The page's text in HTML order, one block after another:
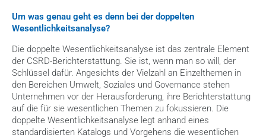
Um was genau geht es denn bei der doppelten
Wesentlichkeitsanalyse?
Die doppelte Wesentlichkeitsanalyse ist das zentrale Element
der CSRD-Berichterstattung. Sie ist, wenn man so will, der
Schlüssel dafür. Angesichts der Vielzahl an Einzelthemen in
den Bereichen Umwelt, Soziales und Governance stehen
Unternehmen vor der Herausforderung, ihre Berichterstattung
auf die für sie wesentlichen Themen zu fokussieren. Die
doppelte Wesentlichkeitsanalyse legt anhand eines
standardisierten Katalogs und Vorgehens die wesentlichen